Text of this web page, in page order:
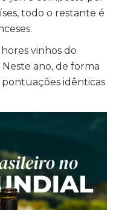
todo o restante é
vinhos do
Neste ano, de forma
pontuações idênticas